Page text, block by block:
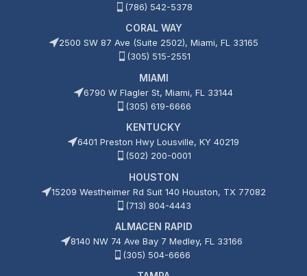
(786) 542-5378
CORAL WAY
2500 SW 87 Ave (Suite 2502), Miami, FL 33165
(305) 515-2551
MIAMI
6790 W Flagler St, Miami, FL 33144
(305) 619-6666
KENTUCKY
6401 Preston Hwy Lousville, KY 40219
(502) 200-0001
HOUSTON
15209 Westheimer Rd Suit 140 Houston, TX 77082
(713) 804-4443
ALMACEN RAPID
8140 NW 74 Ave Bay 7 Medley, FL 33166
(305) 504-6666